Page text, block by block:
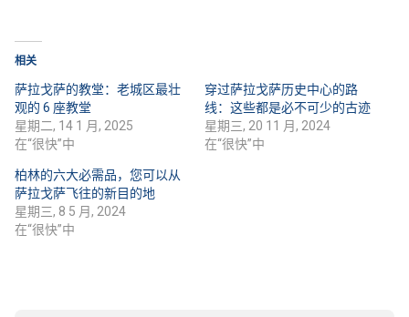
相关
萨拉戈萨的教堂：老城区最壮
观的 6 座教堂
星期二, 14 1 月, 2025
在“很快”中
穿过萨拉戈萨历史中心的路
线：这些都是必不可少的古迹
星期三, 20 11 月, 2024
在“很快”中
柏林的六大必需品，您可以从
萨拉戈萨飞往的新目的地
星期三, 8 5 月, 2024
在“很快”中